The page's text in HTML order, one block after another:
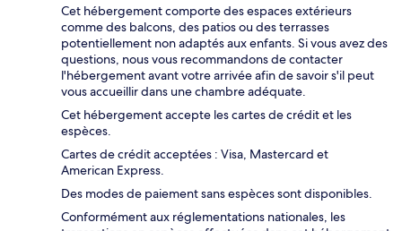
Cet hébergement comporte des espaces extérieurs
comme des balcons, des patios ou des terrasses
potentiellement non adaptés aux enfants. Si vous avez des
questions, nous vous recommandons de contacter
l'hébergement avant votre arrivée afin de savoir s'il peut
vous accueillir dans une chambre adéquate.
Cet hébergement accepte les cartes de crédit et les
espèces.
Cartes de crédit acceptées : Visa, Mastercard et
American Express.
Des modes de paiement sans espèces sont disponibles.
Conformément aux réglementations nationales, les